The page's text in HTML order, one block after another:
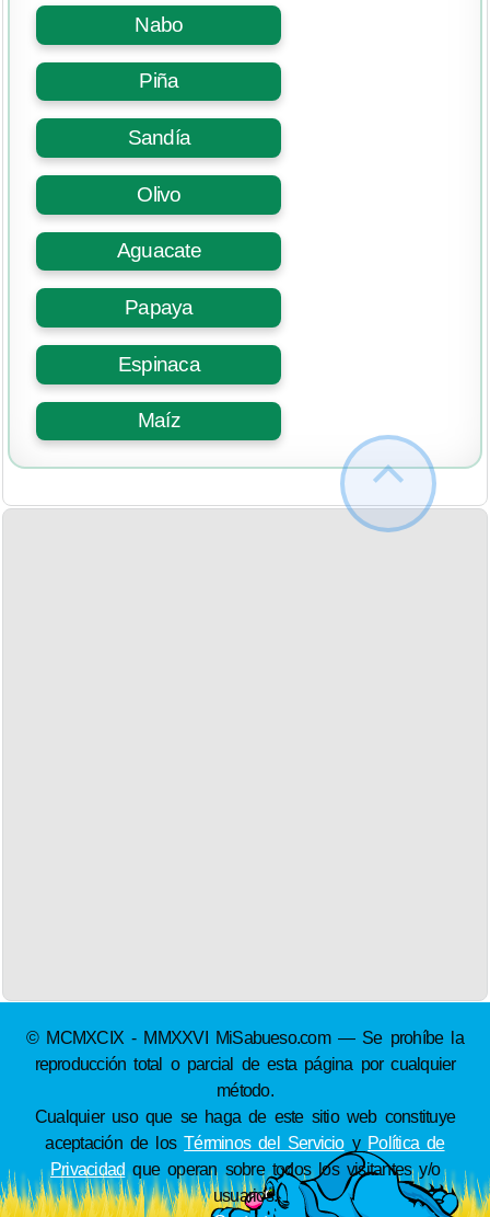
Nabo
Piña
Sandía
Olivo
Aguacate
Papaya
Espinaca
Maíz
© MCMXCIX - MMXXVI MiSabueso.com — Se prohíbe la
reproducción total o parcial de esta página por cualquier
método.
Cualquier uso que se haga de este sitio web constituye
aceptación de losTérminos del Servicioy Política de
Privacidad que operan sobre todos los visitantes y/o
usuarios.